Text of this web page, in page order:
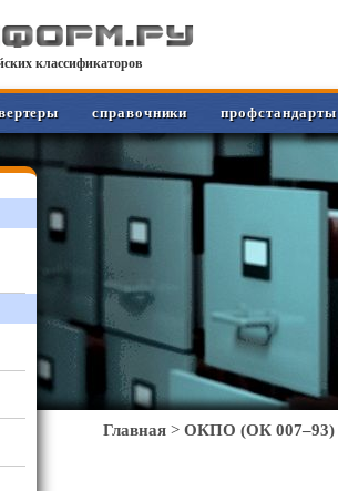
классификаторов
справочники профстандарты
Главная > ОКПО (ОК 007–93)